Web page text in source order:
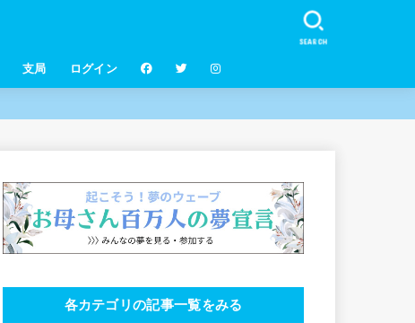
支局 ログイン
SEARCH
各カテゴリの記事一覧をみる